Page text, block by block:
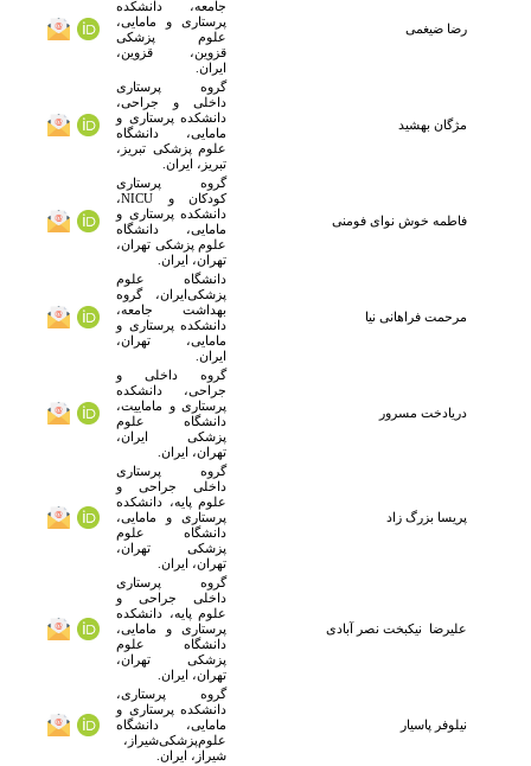
رضا ضیغمی
جامعه، دانشکده
پرستاری و مامایی،
علوم پزشکی
قزوین، قزوین،
ایران.
مژگان بهشید
گروه پرستاری
داخلی و جراحی،
دانشکده پرستاری و
مامایی، دانشگاه
علوم پزشکی تبریز،
تبریز، ایران.
فاطمه خوش نوای فومنی
گروه پرستاری
کودکان و NICU،
دانشکده پرستاری و
مامایی، دانشگاه
علوم پزشکی تهران،
تهران، ایران.
مرحمت فراهانی نیا
دانشگاه علوم
پزشکی‌ایران، گروه
بهداشت جامعه،
دانشکده پرستاری و
مامایی، تهران،
ایران.
دریادخت مسرور
گروه داخلی و
جراحی، دانشکده
پرستاری و ماماییت،
دانشگاه علوم
پزشکی ایران،
تهران، ایران.
پریسا بزرگ زاد
گروه پرستاری
داخلی جراحی و
علوم پایه، دانشکده
پرستاری و مامایی،
دانشگاه علوم
پزشکی تهران،
تهران، ایران.
علیرضا نیکبخت نصر آبادی
گروه پرستاری
داخلی جراحی و
علوم پایه، دانشکده
پرستاری و مامایی،
دانشگاه علوم
پزشکی تهران،
تهران، ایران.
نیلوفر پاسیار
گروه پرستاری،
دانشکده پرستاری و
مامایی، دانشگاه
علوم‌پزشکی‌شیراز،
شیراز، ایران.